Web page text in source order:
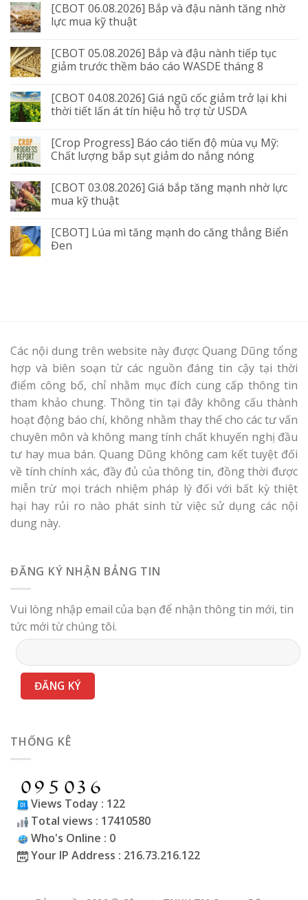
[CBOT 06.08.2026] Bắp và đậu nành tăng nhờ
lực mua kỹ thuật
[CBOT 05.08.2026] Bắp và đậu nành tiếp tục
giảm trước thềm báo cáo WASDE tháng 8
[CBOT 04.08.2026] Giá ngũ cốc giảm trở lại khi
thời tiết lấn át tín hiệu hỗ trợ từ USDA
[Crop Progress] Báo cáo tiến độ mùa vụ Mỹ:
Chất lượng bắp sụt giảm do nắng nóng
[CBOT 03.08.2026] Giá bắp tăng mạnh nhờ lực
mua kỹ thuật
[CBOT] Lúa mì tăng mạnh do căng thẳng Biển
Đen
Các nội dung trên website này được Quang Dũng tổng
hợp và biên soạn từ các nguồn đáng tin cậy tại thời
điểm công bố, chỉ nhằm mục đích cung cấp thông tin
tham khảo chung. Thông tin tại đây không cấu thành
hoạt động báo chí, không nhằm thay thế cho các tư vấn
chuyên môn và không mang tính chất khuyến nghị đầu
tư hay mua bán. Quang Dũng không cam kết tuyệt đối
về tính chính xác, đầy đủ của thông tin, đồng thời được
miễn trừ mọi trách nhiệm pháp lý đối với bất kỳ thiệt
hại hay rủi ro nào phát sinh từ việc sử dụng các nội
dung này.
ĐĂNG KÝ NHẬN BẢNG TIN
Vui lòng nhập email của bạn để nhận thông tin mới, tin
tức mới từ chúng tôi.
THỐNG KÊ
Views Today : 122
Total views : 17410580
Who's Online : 0
Your IP Address : 216.73.216.122